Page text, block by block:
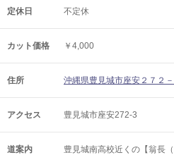
定休日 不定休
カット価格 ￥4,000
住所 沖縄県豊見城市座安２７２－
アクセス 豊見城市座安272-3
道案内
豊見城南高校近くの【翁長